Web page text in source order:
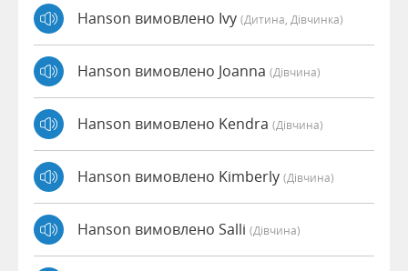
Hanson вимовлено Ivy (дитина, Дівчинка)
Hanson вимовлено Joanna (дівчина)
Hanson вимовлено Kendra (дівчина)
Hanson вимовлено Kimberly (дівчина)
Hanson вимовлено Salli (дівчина)